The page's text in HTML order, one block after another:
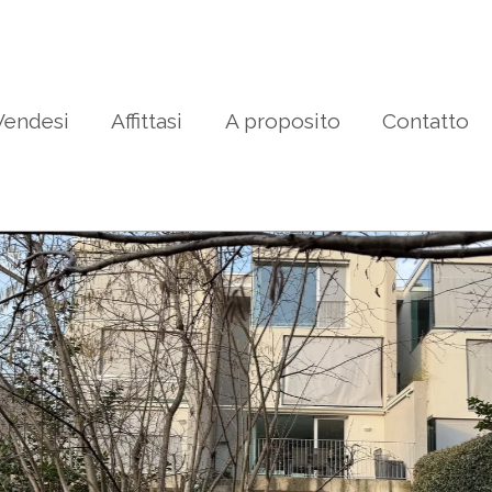
Affittasi A proposito Contatto